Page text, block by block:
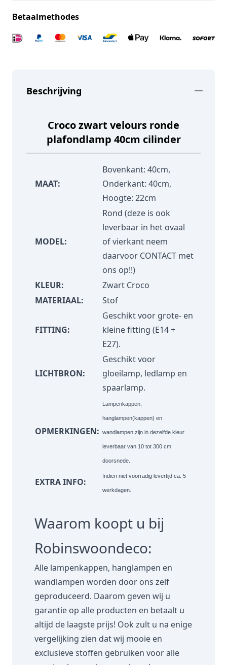
Betaalmethodes
Beschrijving
Croco zwart velours ronde
plafondlamp 40cm cilinder
MAAT:
Bovenkant: 40cm,
Onderkant: 40cm,
Hoogte: 22cm
MODEL:
Rond (deze is ook
leverbaar in het ovaal
of vierkant neem
daarvoor CONTACT met
ons op!!)
KLEUR:
Zwart Croco
MATERIAAL:
Stof
FITTING:
Geschikt voor grote- en
kleine fitting (E14 +
E27).
LICHTBRON:
Geschikt voor
gloeilamp, ledlamp en
spaarlamp.
OPMERKINGEN:
Lampenkappen,
hanglampen(kappen) en
wandlampen zijn in dezelfde kleur
leverbaar van 10 tot 300 cm
doorsnede.
EXTRA INFO:
Indien niet voorradig levertijd ca. 5
werkdagen.
Waarom koopt u bij
Robinswoondeco:
Alle lampenkappen, hanglampen en
wandlampen worden door ons zelf
geproduceerd. Daarom geven wij u
garantie op alle producten en betaalt u
altijd de laagste prijs! Ook zult u na enige
vergelijking zien dat wij mooie en
exclusieve stoffen gebruiken voor alle